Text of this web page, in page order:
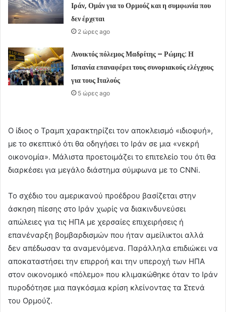
Ιράν, Ομάν για το Ορμούζ και η συμφωνία που
δεν έρχεται
2 ώρες ago
Ανοικτός πόλεμος Μαδρίτης – Ρώμης: Η
Ισπανία επαναφέρει τους συνοριακούς ελέγχους
για τους Ιταλούς
5 ώρες ago
Ο ίδιος ο Τραμπ χαρακτηρίζει τον αποκλεισμό «ιδιοφυή»,
με το σκεπτικό ότι θα οδηγήσει το Ιράν σε μια «νεκρή
οικονομία». Μάλιστα προετοιμάζει το επιτελείο του ότι θα
διαρκέσει για μεγάλο διάστημα σύμφωνα με το CNNi.
Το σχέδιο του αμερικανού προέδρου βασίζεται στην
άσκηση πίεσης στο Ιράν χωρίς να διακινδυνεύσει
απώλειες για τις ΗΠΑ με χερσαίες επιχειρήσεις ή
επανέναρξη βομβαρδισμών που ήταν αμείλικτοι αλλά
δεν απέδωσαν τα αναμενόμενα. Παράλληλα επιδιώκει να
αποκαταστήσει την επιρροή και την υπεροχή των ΗΠΑ
στον οικονομικό «πόλεμο» που κλιμακώθηκε όταν το Ιράν
πυροδότησε μια παγκόσμια κρίση κλείνοντας τα Στενά
του Ορμούζ.